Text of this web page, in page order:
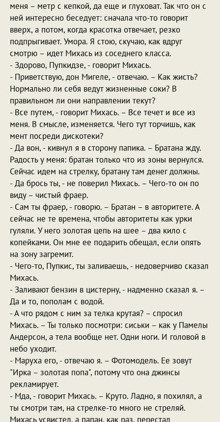
меня – метр с кепкой, да еще и глуховат. Так что он с
ней интересно беседует: сначала что-то говорит
вверх, а потом, когда красотка отвечает, резко
подпрыгивает. Умора. Я стою, скучаю, как вдруг
смотрю – идет Михась из соседнего класса.
- Здорово, Пупкидзе, - говорит Михась.
- Приветствую, дон Мигеле, - отвечаю. – Как жисть?
Нормально ли себя ведут жизненные соки? В
правильном ли они направлении текут?
- Все путем, - говорит Михась. – Все течет и все из
меня. В смысле, изменяется. Чего тут торчишь, как
мент посреди дискотеки?
- Да вон, - кивнул я в сторону папика. – Братана жду.
Радость у меня: братан только что из зоны вернулся.
Сейчас идем на стрелку, братану там денег должны.
- Да брось ты, - не поверил Михась. – Чего-то он по
виду – чистый фраер.
- Сам ты фраер, - говорю. – Братан – в авторитете. А
сейчас не те времена, чтобы авторитеты как урки
гуляли. У него золотая цепь на шее – два кило с
копейками. Он мне ее подарить обещал, если опять
на зону загремит.
- Чего-то, Пупкис, ты заливаешь, - недоверчиво сказал
Михась.
- Заливают бензин в цистерну, - надменно сказал я. –
Да и то, пополам с водой.
- А что рядом с ним за телка крутая? – спросил
Михась. – Ты только посмотри: сиськи – как у Памелы
Андерсон, а тела вообще нет. Одни ноги. И головой в
небо уходит.
- Маруха его, - отвечаю я. – Фотомодель. Ее зовут
"Ирка – золотая попа", потому что она джинсы
рекламирует.
- Мда, - говорит Михась. – Круто. Ладно, я похилял, а
ты смотри там, на стрелке-то много не стреляй.
Михась усвистел, а папан, как раз, перестал